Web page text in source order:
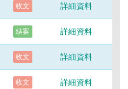
收文 詳細資料
結案 詳細資料
收文 詳細資料
收文 詳細資料